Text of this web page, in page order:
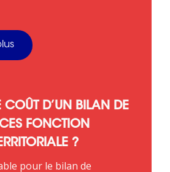
COÛT D’UN BILAN DE
FONCTION
?
pour le bilan de